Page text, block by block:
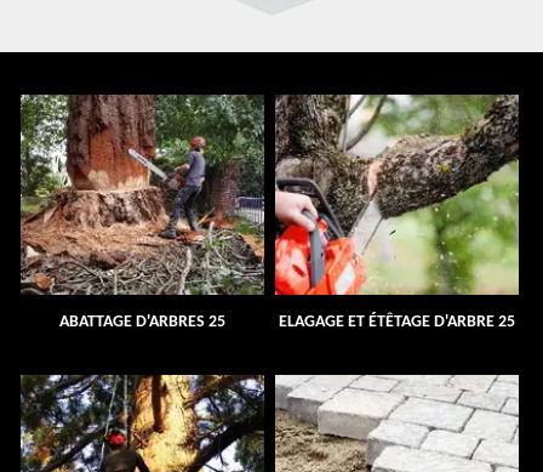
ABATTAGE D'ARBRES 25 ELAGAGE ET ÉTÊTAGE D'ARBRE 25